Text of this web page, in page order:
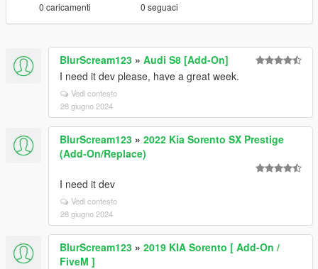
0 caricamenti 0 seguaci
BlurScream123 » Audi S8 [Add-On]
I need it dev please, have a great week.
Vedi contesto
28 giugno 2024
BlurScream123 » 2022 Kia Sorento SX Prestige
(Add-On/Replace)
I need it dev
Vedi contesto
28 giugno 2024
BlurScream123 » 2019 KIA Sorento [ Add-On /
FiveM ]